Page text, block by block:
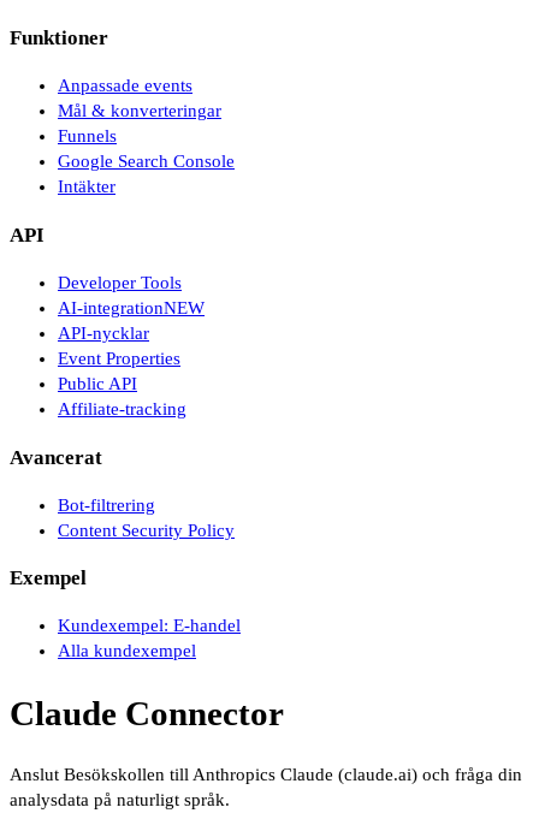
Funktioner
Anpassade events
Mål & konverteringar
Funnels
Google Search Console
Intäkter
API
Developer Tools
AI-integrationNEW
API-nycklar
Event Properties
Public API
Affiliate-tracking
Avancerat
Bot-filtrering
Content Security Policy
Exempel
Kundexempel: E-handel
Alla kundexempel
Claude Connector
Anslut Besökskollen till Anthropics Claude (claude.ai) och fråga din
analysdata på naturligt språk.